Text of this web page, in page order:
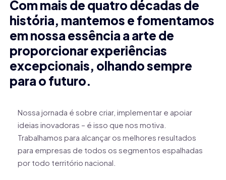
Com mais de quatro décadas de
história, mantemos e fomentamos
em nossa essência a arte de
proporcionar experiências
excepcionais, olhando sempre
para o futuro.
Nossa jornada é sobre criar, implementar e apoiar
ideias inovadoras – é isso que nos motiva.
Trabalhamos para alcançar os melhores resultados
para empresas de todos os segmentos espalhadas
por todo território nacional.